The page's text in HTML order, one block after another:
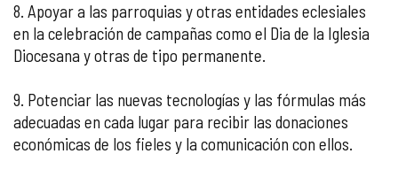
8. Apoyar a las parroquias y otras entidades eclesiales
en la celebración de campañas como el Dia de la Iglesia
Diocesana y otras de tipo permanente.
9. Potenciar las nuevas tecnologías y las fórmulas más
adecuadas en cada lugar para recibir las donaciones
económicas de los fieles y la comunicación con ellos.